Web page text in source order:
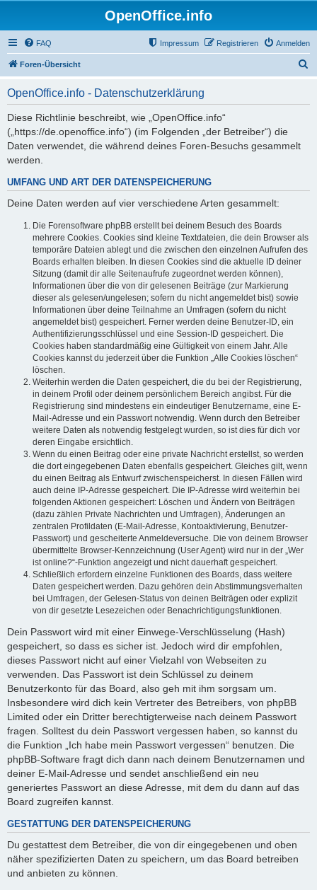
OpenOffice.info
FAQ Anmelden
Registrieren
Impressum
Foren-Übersicht
OpenOffice.info - Datenschutzerklärung
Diese Richtlinie beschreibt, wie „OpenOffice.info“
(„https://de.openoffice.info“) (im Folgenden „der Betreiber“) die
Daten verwendet, die während deines Foren-Besuchs gesammelt
werden.
UMFANG UND ART DER DATENSPEICHERUNG
Deine Daten werden auf vier verschiedene Arten gesammelt:
Die Forensoftware phpBB erstellt bei deinem Besuch des Boards
mehrere Cookies. Cookies sind kleine Textdateien, die dein Browser als
temporäre Dateien ablegt und die zwischen den einzelnen Aufrufen des
Boards erhalten bleiben. In diesen Cookies sind die aktuelle ID deiner
Sitzung (damit dir alle Seitenaufrufe zugeordnet werden können),
Informationen über die von dir gelesenen Beiträge (zur Markierung
dieser als gelesen/ungelesen; sofern du nicht angemeldet bist) sowie
Informationen über deine Teilnahme an Umfragen (sofern du nicht
angemeldet bist) gespeichert. Ferner werden deine Benutzer-ID, ein
Authentifizierungsschlüssel und eine Session-ID gespeichert. Die
Cookies haben standardmäßig eine Gültigkeit von einem Jahr. Alle
Cookies kannst du jederzeit über die Funktion „Alle Cookies löschen“
löschen.
Weiterhin werden die Daten gespeichert, die du bei der Registrierung,
in deinem Profil oder deinem persönlichem Bereich angibst. Für die
Registrierung sind mindestens ein eindeutiger Benutzername, eine E-
Mail-Adresse und ein Passwort notwendig. Wenn durch den Betreiber
weitere Daten als notwendig festgelegt wurden, so ist dies für dich vor
deren Eingabe ersichtlich.
Wenn du einen Beitrag oder eine private Nachricht erstellst, so werden
die dort eingegebenen Daten ebenfalls gespeichert. Gleiches gilt, wenn
du einen Beitrag als Entwurf zwischenspeicherst. In diesen Fällen wird
auch deine IP-Adresse gespeichert. Die IP-Adresse wird weiterhin bei
folgenden Aktionen gespeichert: Löschen und Ändern von Beiträgen
(dazu zählen Private Nachrichten und Umfragen), Änderungen an
zentralen Profildaten (E-Mail-Adresse, Kontoaktivierung, Benutzer-
Passwort) und gescheiterte Anmeldeversuche. Die von deinem Browser
übermittelte Browser-Kennzeichnung (User Agent) wird nur in der „Wer
ist online?“-Funktion angezeigt und nicht dauerhaft gespeichert.
Schließlich erfordern einzelne Funktionen des Boards, dass weitere
Daten gespeichert werden. Dazu gehören dein Abstimmungsverhalten
bei Umfragen, der Gelesen-Status von deinen Beiträgen oder explizit
von dir gesetzte Lesezeichen oder Benachrichtigungsfunktionen.
Dein Passwort wird mit einer Einwege-Verschlüsselung (Hash)
gespeichert, so dass es sicher ist. Jedoch wird dir empfohlen,
dieses Passwort nicht auf einer Vielzahl von Webseiten zu
verwenden. Das Passwort ist dein Schlüssel zu deinem
Benutzerkonto für das Board, also geh mit ihm sorgsam um.
Insbesondere wird dich kein Vertreter des Betreibers, von phpBB
Limited oder ein Dritter berechtigterweise nach deinem Passwort
fragen. Solltest du dein Passwort vergessen haben, so kannst du
die Funktion „Ich habe mein Passwort vergessen“ benutzen. Die
phpBB-Software fragt dich dann nach deinem Benutzernamen und
deiner E-Mail-Adresse und sendet anschließend ein neu
generiertes Passwort an diese Adresse, mit dem du dann auf das
Board zugreifen kannst.
GESTATTUNG DER DATENSPEICHERUNG
Du gestattest dem Betreiber, die von dir eingegebenen und oben
näher spezifizierten Daten zu speichern, um das Board betreiben
und anbieten zu können.